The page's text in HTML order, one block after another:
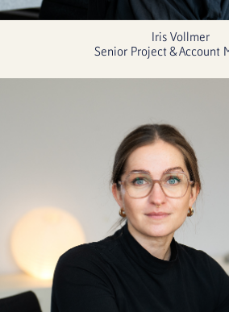
Iris Vollmer
Senior Project & Account